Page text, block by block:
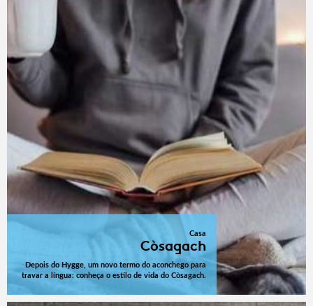
Casa
Còsagach
Depois do Hygge, um novo termo do aconchego para
travar a língua: conheça o estilo de vida do Còsagach.